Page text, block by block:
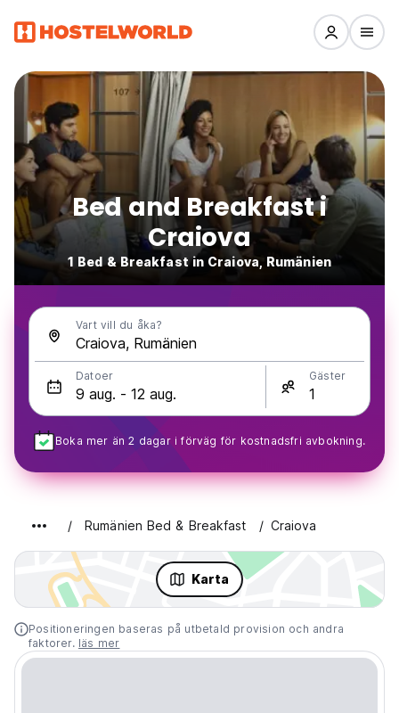
Bed and Breakfast i
Craiova
1 Bed & Breakfast in Craiova, Rumänien
Vart vill du åka?
Datoer Gäster
Boka mer än 2 dagar i förväg för kostnadsfri avbokning.
Rumänien Bed & Breakfast Craiova
Karta
Positioneringen baseras på utbetald provision och andra
faktorer. läs mer